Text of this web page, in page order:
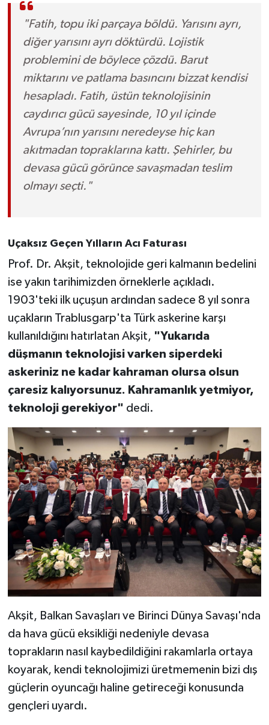
"Fatih, topu iki parçaya böldü. Yarısını ayrı,
diğer yarısını ayrı döktürdü. Lojistik
problemini de böylece çözdü. Barut
miktarını ve patlama basıncını bizzat kendisi
hesapladı. Fatih, üstün teknolojisinin
caydırıcı gücü sayesinde, 10 yıl içinde
Avrupa’nın yarısını neredeyse hiç kan
akıtmadan topraklarına kattı. Şehirler, bu
devasa gücü görünce savaşmadan teslim
olmayı seçti."
Uçaksız Geçen Yılların Acı Faturası
Prof. Dr. Akşit, teknolojide geri kalmanın bedelini
ise yakın tarihimizden örneklerle açıkladı.
1903'teki ilk uçuşun ardından sadece 8 yıl sonra
uçakların Trablusgarp'ta Türk askerine karşı
kullanıldığını hatırlatan Akşit, "Yukarıda
düşmanın teknolojisi varken siperdeki
askeriniz ne kadar kahraman olursa olsun
çaresiz kalıyorsunuz. Kahramanlık yetmiyor,
teknoloji gerekiyor" dedi.
Akşit, Balkan Savaşları ve Birinci Dünya Savaşı'nda
da hava gücü eksikliği nedeniyle devasa
toprakların nasıl kaybedildiğini rakamlarla ortaya
koyarak, kendi teknolojimizi üretmemenin bizi dış
güçlerin oyuncağı haline getireceği konusunda
gençleri uyardı.